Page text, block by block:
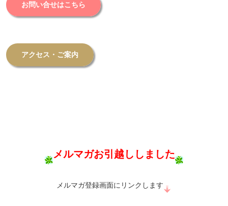
お問い合せはこちら
アクセス・ご案内
メルマガお引越ししました
メルマガ登録画面にリンクします